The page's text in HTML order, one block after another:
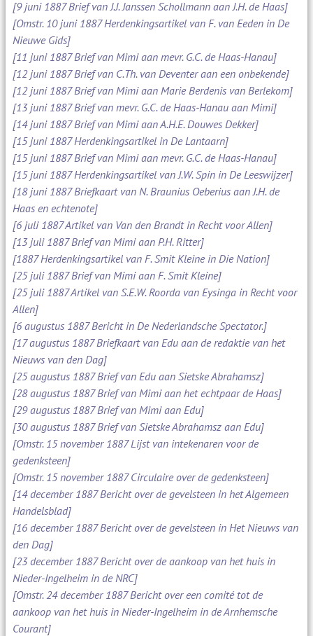
[9 juni 1887 Brief van J.J. Janssen Schollmann aan J.H. de Haas]
[Omstr. 10 juni 1887 Herdenkingsartikel van F. van Eeden in De
Nieuwe Gids]
[11 juni 1887 Brief van Mimi aan mevr. G.C. de Haas-Hanau]
[12 juni 1887 Brief van C.Th. van Deventer aan een onbekende]
[12 juni 1887 Brief van Mimi aan Marie Berdenis van Berlekom]
[13 juni 1887 Brief van mevr. G.C. de Haas-Hanau aan Mimi]
[14 juni 1887 Brief van Mimi aan A.H.E. Douwes Dekker]
[15 juni 1887 Herdenkingsartikel in De Lantaarn]
[15 juni 1887 Brief van Mimi aan mevr. G.C. de Haas-Hanau]
[15 juni 1887 Herdenkingsartikel van J.W. Spin in De Leeswijzer]
[18 juni 1887 Briefkaart van N. Braunius Oeberius aan J.H. de
Haas en echtenote]
[6 juli 1887 Artikel van Van den Brandt in Recht voor Allen]
[13 juli 1887 Brief van Mimi aan P.H. Ritter]
[1887 Herdenkingsartikel van F. Smit Kleine in Die Nation]
[25 juli 1887 Brief van Mimi aan F. Smit Kleine]
[25 juli 1887 Artikel van S.E.W. Roorda van Eysinga in Recht voor
Allen]
[6 augustus 1887 Bericht in De Nederlandsche Spectator.]
[17 augustus 1887 Briefkaart van Edu aan de redaktie van het
Nieuws van den Dag]
[25 augustus 1887 Brief van Edu aan Sietske Abrahamsz]
[28 augustus 1887 Brief van Mimi aan het echtpaar de Haas]
[29 augustus 1887 Brief van Mimi aan Edu]
[30 augustus 1887 Brief van Sietske Abrahamsz aan Edu]
[Omstr. 15 november 1887 Lijst van intekenaren voor de
gedenksteen]
[Omstr. 15 november 1887 Circulaire over de gedenksteen]
[14 december 1887 Bericht over de gevelsteen in het Algemeen
Handelsblad]
[16 december 1887 Bericht over de gevelsteen in Het Nieuws van
den Dag]
[23 december 1887 Bericht over de aankoop van het huis in
Nieder-Ingelheim in de NRC]
[Omstr. 24 december 1887 Bericht over een comité tot de
aankoop van het huis in Nieder-Ingelheim in de Arnhemsche
Courant]